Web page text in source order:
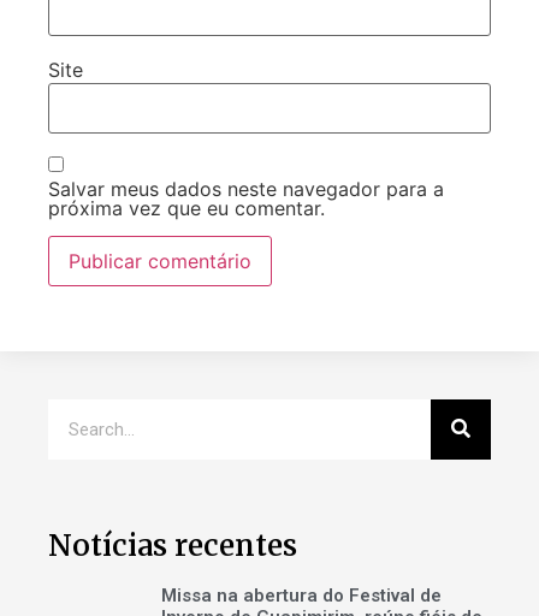
Site
Salvar meus dados neste navegador para a
próxima vez que eu comentar.
Notícias recentes
Missa na abertura do Festival de